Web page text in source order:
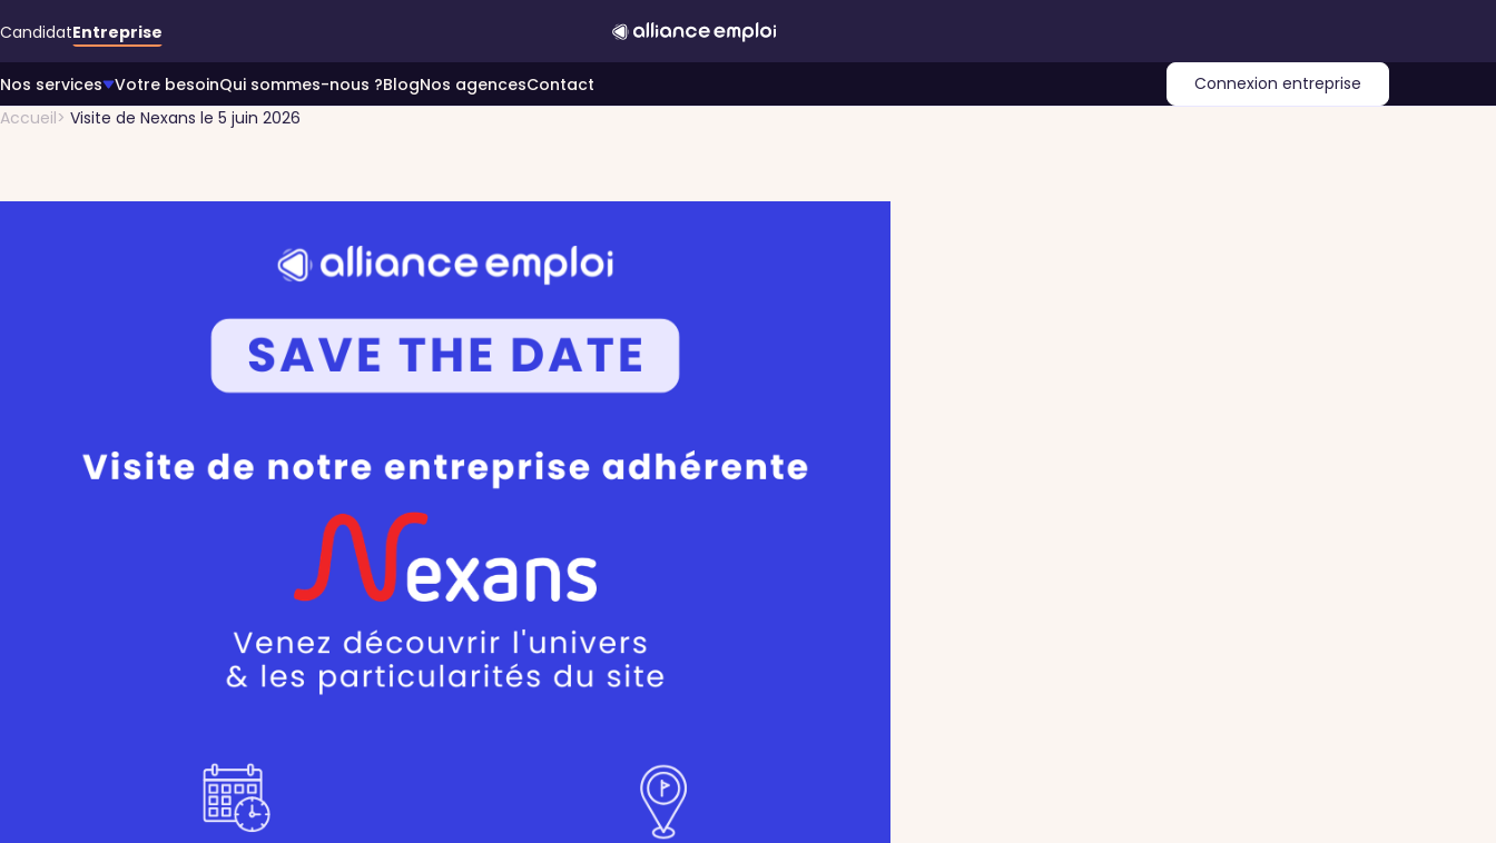
CandidatEntreprise
Nos services Votre besoinQui sommes-nous ?BlogNos agencesContact
Connexion entreprise
Accueil
Visite de Nexans le 5 juin 2026